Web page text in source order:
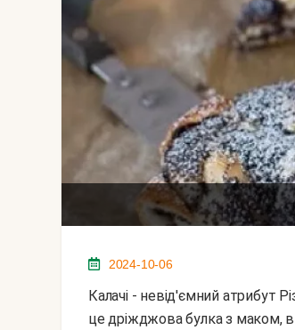
2024-10-06
Калачі - невід'ємний атрибут Різдва. Калачі зазвичай несуть в гості - хрещеним і родичам. Калач -
це дріжджова булка з маком,